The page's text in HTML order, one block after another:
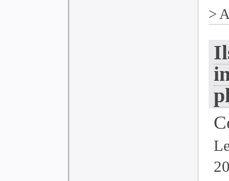
>